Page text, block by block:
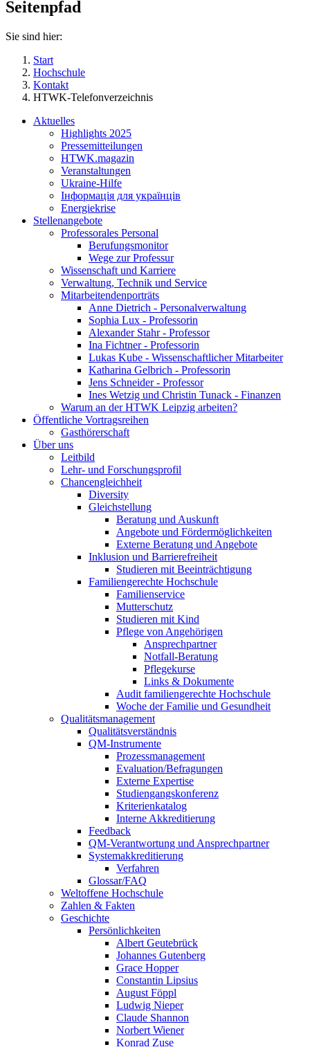
Seitenpfad
Sie sind hier:
Start
Hochschule
Kontakt
HTWK-Telefonverzeichnis
Aktuelles
Highlights 2025
Pressemitteilungen
HTWK.magazin
Veranstaltungen
Ukraine-Hilfe
Інформація для українців
Energiekrise
Stellenangebote
Professorales Personal
Berufungsmonitor
Wege zur Professur
Wissenschaft und Karriere
Verwaltung, Technik und Service
Mitarbeitendenporträts
Anne Dietrich - Personalverwaltung
Sophia Lux - Professorin
Alexander Stahr - Professor
Ina Fichtner - Professorin
Lukas Kube - Wissenschaftlicher Mitarbeiter
Katharina Gelbrich - Professorin
Jens Schneider - Professor
Ines Wetzig und Christin Tunack - Finanzen
Warum an der HTWK Leipzig arbeiten?
Öffentliche Vortragsreihen
Gasthörerschaft
Über uns
Leitbild
Lehr- und Forschungsprofil
Chancengleichheit
Diversity
Gleichstellung
Beratung und Auskunft
Angebote und Fördermöglichkeiten
Externe Beratung und Angebote
Inklusion und Barrierefreiheit
Studieren mit Beeinträchtigung
Familiengerechte Hochschule
Familienservice
Mutterschutz
Studieren mit Kind
Pflege von Angehörigen
Ansprechpartner
Notfall-Beratung
Pflegekurse
Links & Dokumente
Audit familiengerechte Hochschule
Woche der Familie und Gesundheit
Qualitätsmanagement
Qualitätsverständnis
QM-Instrumente
Prozessmanagement
Evaluation/Befragungen
Externe Expertise
Studiengangskonferenz
Kriterienkatalog
Interne Akkreditierung
Feedback
QM-Verantwortung und Ansprechpartner
Systemakkreditierung
Verfahren
Glossar/FAQ
Weltoffene Hochschule
Zahlen & Fakten
Geschichte
Persönlichkeiten
Albert Geutebrück
Johannes Gutenberg
Grace Hopper
Constantin Lipsius
August Föppl
Ludwig Nieper
Claude Shannon
Norbert Wiener
Konrad Zuse